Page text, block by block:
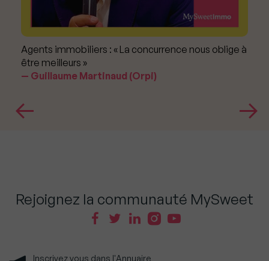
Agents immobiliers : « La concurrence nous oblige à
être meilleurs »
Guillaume Martinaud (Orpi)
Rejoignez la communauté MySweet
Inscrivez vous dans l'Annuaire